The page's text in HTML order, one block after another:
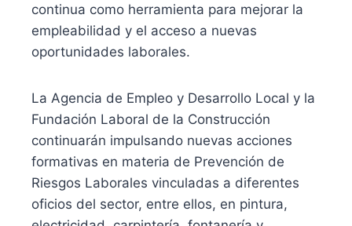
continua como herramienta para mejorar la
empleabilidad y el acceso a nuevas
oportunidades laborales.
La Agencia de Empleo y Desarrollo Local y la
Fundación Laboral de la Construcción
continuarán impulsando nuevas acciones
formativas en materia de Prevención de
Riesgos Laborales vinculadas a diferentes
oficios del sector, entre ellos, en pintura,